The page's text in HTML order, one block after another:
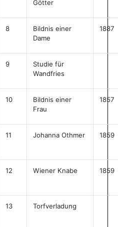
Götter
8
Bildnis einer
Dame
1887
9
Studie für
Wandfries
10
Bildnis einer
Frau
1857
11 Johanna Othmer 1859
12 Wiener Knabe 1859
13 Torfverladung